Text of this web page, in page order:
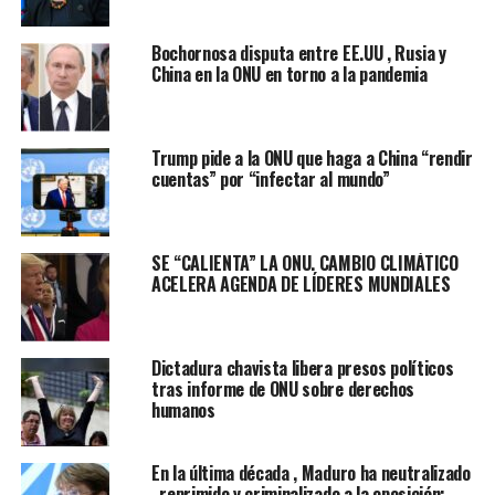
Antonio Guterres señaló que el turismo es el tercer
sector de exportaciones de la economía global, por
detrás de los combustibles y los productos químicos, y
en 2019 supuso el 7% del comercio global.
“Emplea a una de cada 10 personas en la Tierra y
proporciona sustento a cientos de millones más”,
explicó.
Además de impulsar las economías, “permite a la gente
experimentar algunas de las riquezas culturales y
naturales del mundo y acerca a la gente, destacando
nuestra humanidad común”, añadió.
Pero en los cinco primeros meses de 2020, debido a la
pandemia, las llegadas internacionales de turistas se
redujeron en más de la mitad y los beneficios se
desplomaron, dijo Guterres.
Bochornosa disputa entre EE.UU , Rusia y
China en la ONU en torno a la pandemia
Trump pide a la ONU que haga a China “rendir
cuentas” por “infectar al mundo”
SE “CALIENTA” LA ONU. CAMBIO CLIMÁTICO
ACELERA AGENDA DE LÍDERES MUNDIALES
Dictadura chavista libera presos políticos
tras informe de ONU sobre derechos
humanos
En la última década , Maduro ha neutralizado